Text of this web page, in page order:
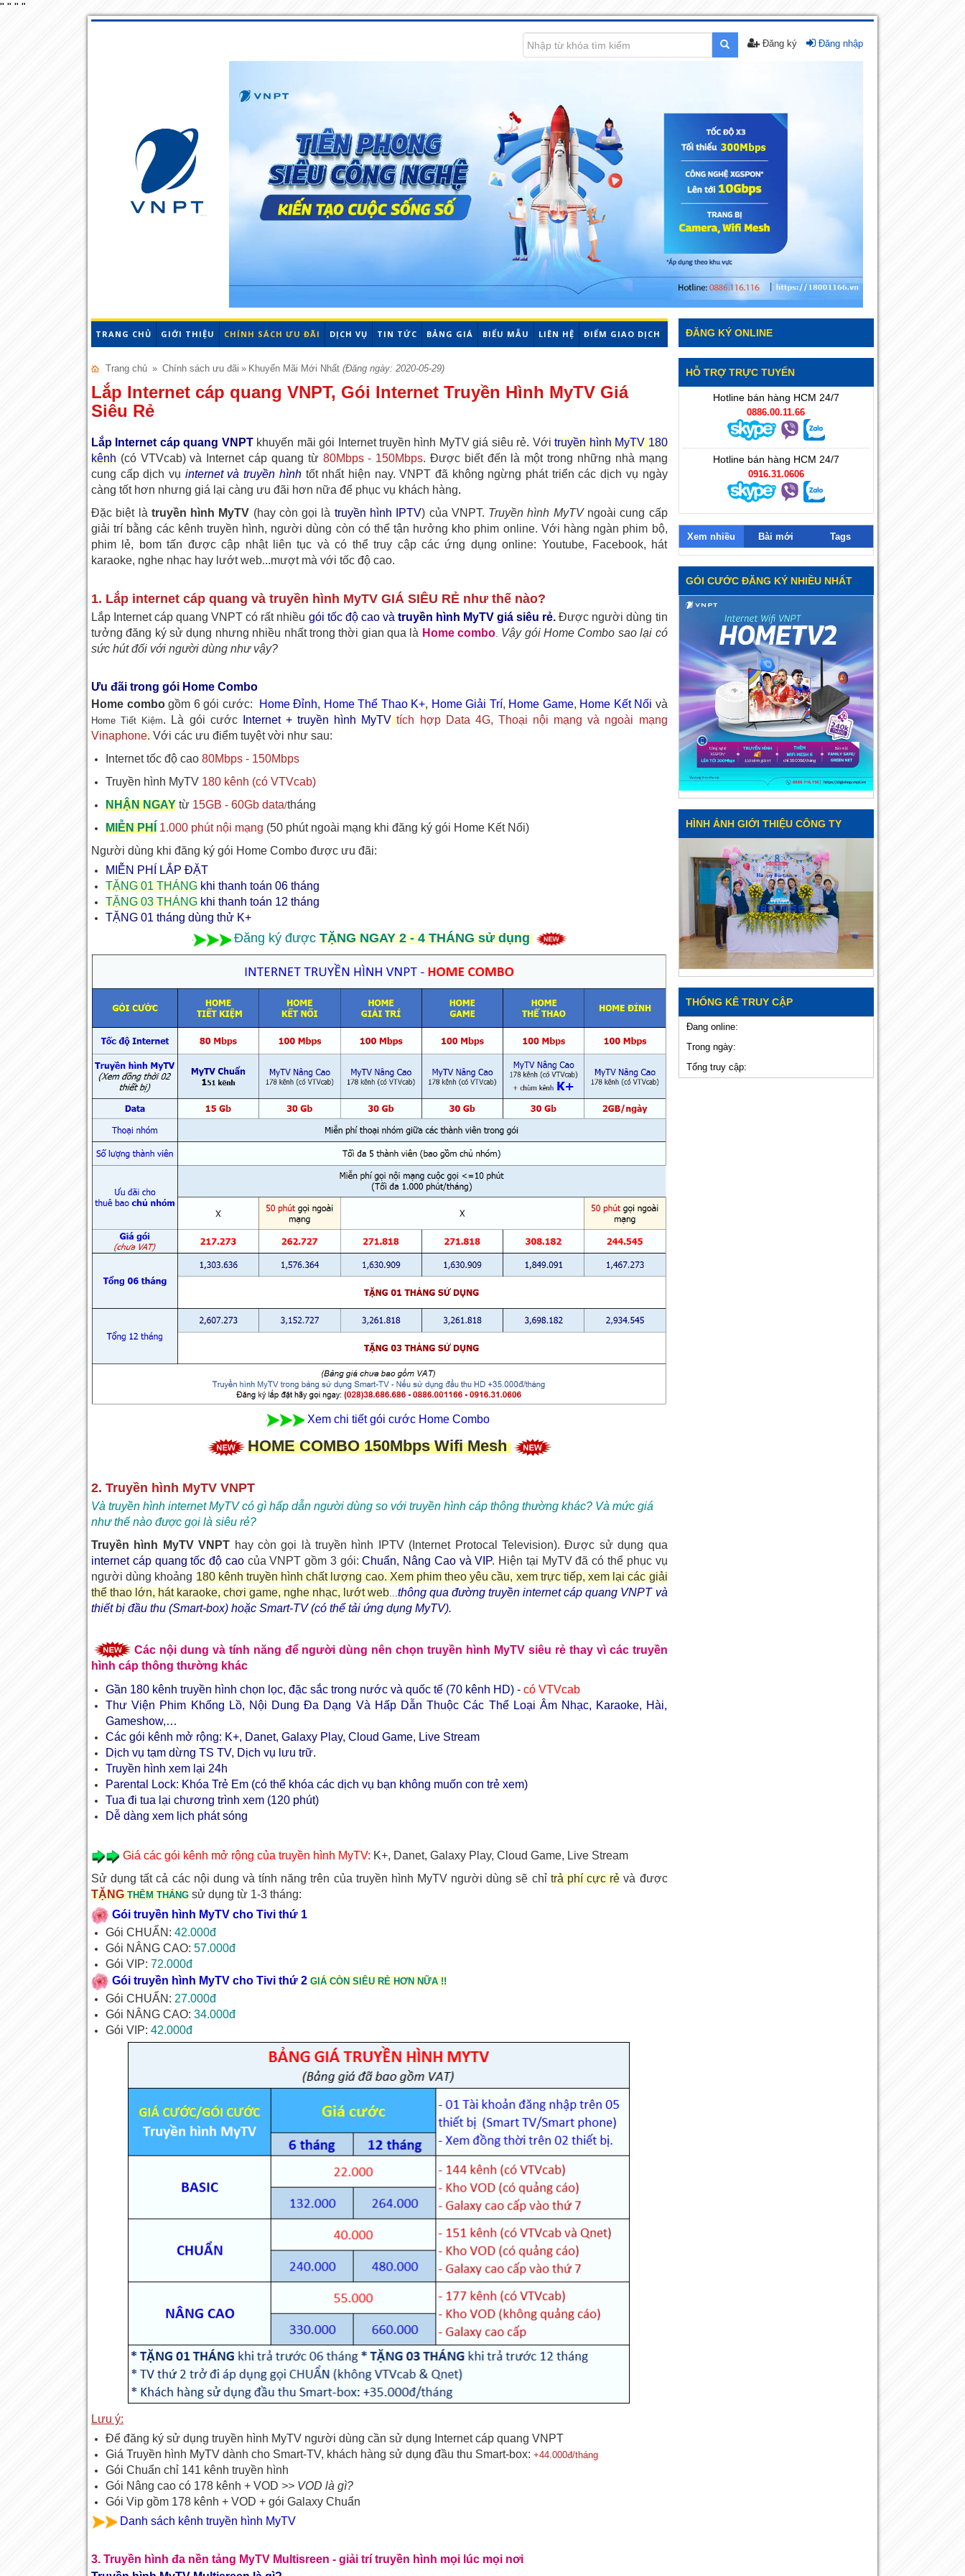
" " " "
Đăng ký Đăng nhập
TRANG CHỦ GIỚI THIỆU CHÍNH SÁCH ƯU ĐÃI DỊCH VỤ TIN TỨC BẢNG GIÁ BIỂU MẪU LIÊN HỆ ĐIỂM GIAO DỊCH
Trang chủ » Chính sách ưu đãi » Khuyến Mãi Mới Nhất (Đăng ngày: 2020-05-29)
Lắp Internet cáp quang VNPT, Gói Internet Truyền Hình MyTV Giá
Siêu Rẻ
Lắp Internet cáp quang VNPTkhuyến mãigói Internet truyền hình MyTV giá siêu rẻ. Vớitruyền hình MyTV 180
kênh (có VTVcab) và Internet cáp quang từ 80Mbps - 150Mbps. Được biết đến là một trong những nhà mạng
cung cấp dịch vụ internet và truyền hìnhtốt nhất hiện nay. VNPT đã không ngừng phát triển cácdịch vụ ngày
càng tốt hơn nhưng giá lại càng ưu đãi hơn nữa để phục vụ khách hàng.
Đặc biệt là truyền hình MyTV (hay còn gọi là truyền hình IPTV) của VNPT. Truyền hình MyTVngoài cung cấp
giải trí bằng các kênh truyền hình, người dùng còn có thể tận hưởng kho phim online. Với hàng ngàn phim bộ,
phim lẻ, bom tấn được cập nhật liên tục và có thể truy cập các ứng dụng online: Youtube, Facebook, hát
karaoke, nghe nhạc hay lướt web...mượt mà với tốc độ cao.
1. Lắp internet cáp quang và truyền hình MyTV GIÁ SIÊU RẺ như thế nào?
Lắp Internet cáp quang VNPT có rất nhiều gói tốc độ cao và truyền hình MyTV giá siêu rẻ. Được người dùng tin
tưởng đăng ký sử dụng nhưng nhiều nhất trong thời gian qua là Home combo. Vậy gói Home Combo sao lại có
sức hút đối với người dùng như vậy?
Ưu đãi trong gói Home Combo
Home combogồm 6 gói cước: Home Đỉnh, Home Thể Thao K+, Home Giải Trí, Home Game, Home Kết Nối và
Home Tiết Kiệm. Là gói cước Internet + truyền hình MyTV tích hợp Data 4G, Thoại nội mạng và ngoài mạng
Vinaphone. Với các ưu điểm tuyệt vời như sau:
Internet tốc độ cao 80Mbps - 150Mbps
Truyền hình MyTV 180 kênh (có VTVcab)
NHẬN NGAY từ 15GB - 60Gb data/tháng
MIỄN PHÍ
1.000 phút nội mạng (50 phút ngoài mạng khi đăng ký gói Home Kết Nối)
Người dùng khi đăng ký gói Home Combo được ưu đãi:
MIỄN PHÍ LẮP ĐẶT
TẶNG 01 THÁNG khi thanh toán 06 tháng
TẶNG 03 THÁNG khi thanh toán 12 tháng
TẶNG 01 tháng dùng thử K+
Đăng ký được TẶNG NGAY 2 - 4 THÁNG sử dụng
Xem chi tiết gói cước Home Combo
HOME COMBO 150Mbps Wifi Mesh
2. Truyền hình MyTV VNPT
Và truyền hình internet MyTV có gì hấp dẫn người dùng so với truyền hình cáp thông thường khác? Và mức giá
như thế nào được gọi là siêu rẻ?
Truyền hình MyTV VNPT hay còn gọi là truyền hình IPTV (Internet Protocal Television). Được sử dụng qua
internet cáp quang tốc độ caocủa VNPT gồm 3 gói:Chuẩn, Nâng Cao và VIP. Hiện tại MyTV đã có thể phục vụ
người dùng khoảng 180 kênh truyền hình chất lượng cao. Xem phim theo yêu cầu, xem trực tiếp, xem lại các giải
thể thao lớn, hát karaoke, chơi game, nghe nhạc, lướt web ...thông qua đường truyền internet cáp quang VNPT và
thiết bị đầu thu (Smart-box) hoặc Smart-TV (có thể tải ứng dụng MyTV).
Các nội dung và tính năng để người dùng nên chọn truyền hình MyTV siêu rẻ thay vì các truyền
hình cáp thông thường khác
Gần 180 kênh truyền hình chọn lọc, đặc sắc trong nước và quốc tế (70 kênh HD) - có VTVcab
Thư Viện Phim Khổng Lồ, Nội Dung Đa Dạng Và Hấp Dẫn Thuộc Các Thể Loại Âm Nhạc, Karaoke, Hài,
Gameshow,…
Các gói kênh mở rộng: K+, Danet, Galaxy Play, Cloud Game, Live Stream
Dịch vụ tạm dừng TS TV, Dịch vụ lưu trữ.
Truyền hình xem lại 24h
Parental Lock: Khóa Trẻ Em (có thể khóa các dịch vụ bạn không muốn con trẻ xem)
Tua đi tua lại chương trình xem (120 phút)
Dễ dàng xem lịch phát sóng
Giá các gói kênh mở rộng của truyền hình MyTV: K+, Danet, Galaxy Play, Cloud Game, Live Stream
Sử dụng tất cả các nội dung và tính năng trên của truyền hình MyTV người dùng sẽ chỉ trả phí cực rẻ và được
TẶNG THÊM THÁNG sử dụng từ 1-3 tháng:
Gói truyền hình MyTV cho Tivi thứ 1
Gói CHUẨN: 42.000đ
Gói NÂNG CAO: 57.000đ
Gói VIP: 72.000đ
Gói truyền hình MyTV cho Tivi thứ 2 GIÁ CÒN SIÊU RẺ HƠN NỮA !!
Gói CHUẨN: 27.000đ
Gói NÂNG CAO: 34.000đ
Gói VIP: 42.000đ
Lưu ý:
Để đăng ký sử dụng truyền hình MyTV người dùng cần sử dụng Internet cáp quang VNPT
Giá Truyền hình MyTV dành cho Smart-TV, khách hàng sử dụng đầu thu Smart-box: +44.000đ/tháng
Gói Chuẩn chỉ 141 kênh truyền hình
Gói Nâng cao có 178 kênh + VOD >> VOD là gì?
Gói Vip gồm 178 kênh + VOD + gói Galaxy Chuẩn
Danh sách kênh truyền hình MyTV
3. Truyền hình đa nền tảng MyTV Multisreen - giải trí truyền hình mọi lúc mọi nơi
ĐĂNG KÝ ONLINE
HỖ TRỢ TRỰC TUYẾN
Hotline bán hàng HCM 24/7
0886.00.11.66
Hotline bán hàng HCM 24/7
0916.31.0606
Xem nhiều Bài mới Tags
GÓI CƯỚC ĐĂNG KÝ NHIỀU NHẤT
HÌNH ẢNH GIỚI THIỆU CÔNG TY
THỐNG KÊ TRUY CẬP
Đang online:
Trong ngày:
Tổng truy cập: